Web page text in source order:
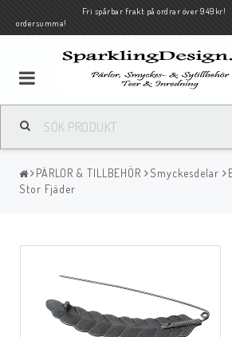
Fri spårbar frakt på ordrar över
ordersumma!
PÄRLOR & TILLBEHÖR Smyckesdelar
Stor Fjäder